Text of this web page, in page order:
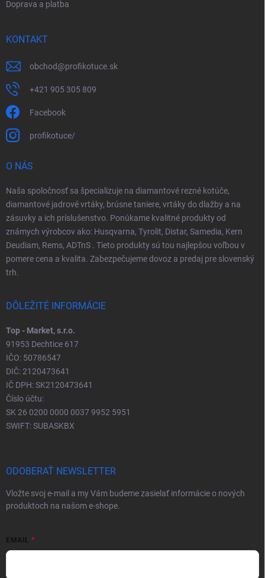
Doprava a platba
KONTAKT
obchod@profikotuce.sk
+421 905 305 809
Facebook
profikotuce/
O NÁS
Naša spoločnosť sa špecializuje na diamantové rezné kotúče,
diamantové jadrové vrtáky, brúsne taniere, vrtáky do dlažby a na
zásuvky a ich príslušenstvo. Ponúkame kvalitné produkty od
známych výrobcov ako: Husqvarna, Tyrolit, Distar, Samedia, Kern
Deudiam, Rems, ADTnS . Tieto produkty sú tou najlepšou voľbou v
pomere cena a kvalita. Zabezpečujeme dovoz a predaj pre slovenský
trh.
DÔLEŽITÉ INFORMÁCIE
Top - Market, s.r.o.
91953 Dechtice 617
IČO: 50786547
DIČ: 2120473641
IČ DPH: SK2120473641
Číslo účtu:
SK 26 0200 0000 0037 9952 5951
SWIFT: SUBASKBX
ODOBERAŤ NEWSLETTER
Vložte svoj e-mail a my Vám budeme zasielať informácie o nových
produktoch na našom e-shope.
EMAIL